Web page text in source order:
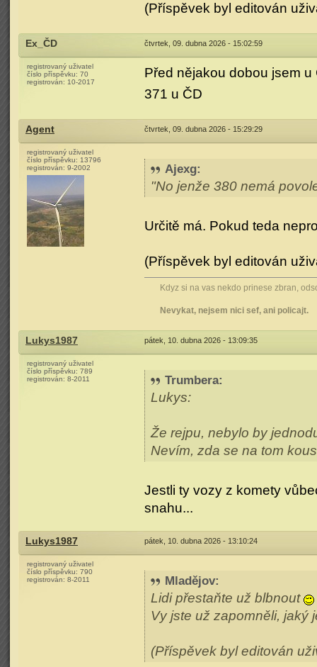
(Příspěvek byl editován
Ex_ČD čtvrtek, 09. dubna 2026 - 15:02:59
registrovaný uživatel
číslo příspěvku: 70
registrován: 10-2017
Před nějakou dobou jsem
371 u ČD
Agent čtvrtek, 09. dubna 2026 - 15:29:29
registrovaný uživatel
číslo příspěvku: 13796
registrován: 9-2002 Ajexg:
"No jenže 380 nemá
Určitě má. Pokud teda
(Příspěvek byl editován
Kdyz si na vas nekdo prinese zbran,
Nevykat, nejsem nici sef, ani policajt.
Lukys1987 pátek, 10. dubna 2026 - 13:09:35
registrovaný uživatel
číslo příspěvku: 789
registrován: 8-2011 Trumbera:
Lukys:
Že rejpu, nebylo by
Nevím, zda se na tom
Jestli ty vozy z komety
snahu...
Lukys1987 pátek, 10. dubna 2026 - 13:10:24
registrovaný uživatel
číslo příspěvku: 790
registrován: 8-2011 Mladějov:
Lidi přestaňte už blbnout
Vy jste už zapomněli, jaký
(Příspěvek byl editován